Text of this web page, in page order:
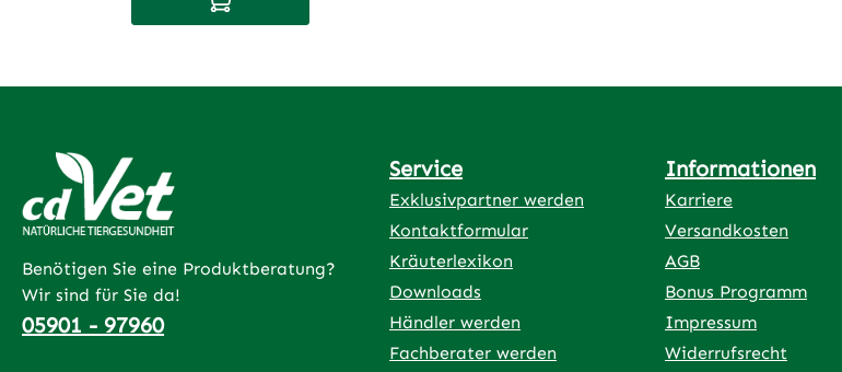
der täglich zum normalen Futter gegeben
wird. Das enthaltene β?-Karotin
A umgewandelt und dient dem Organismus
und der Schleimhäute des Atmungs- und
Verdauungsapparates, sowie des Harn- und
Geschlechtssystems. Bei
ernährungsbedingten Durchfällen kann es,
in Kombination mit DarmRein, zur
Unterstützung eingesetzt werden.
Benötigen Sie eine Produktberatung?
Wir sind für Sie da!
05901 - 97960
Service
Exklusivpartner werden
Kontaktformular
Kräuterlexikon
Downloads
Händler werden
Fachberater werden
Informationen
Karriere
Versandkosten
AGB
Bonus Programm
Impressum
Widerrufsrecht